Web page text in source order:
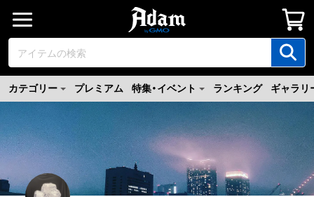
カテゴリー プレミアム 特集・イベント ランキング ギャラリ